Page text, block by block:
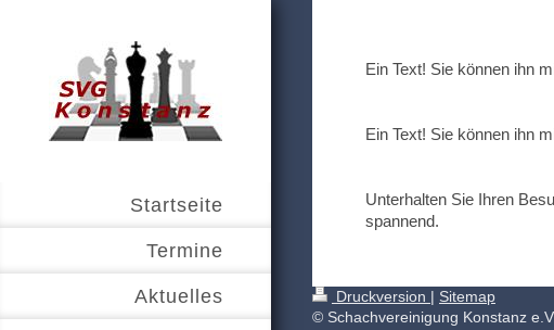
Startseite
Termine
Aktuelles
Ein Text! Sie können ihn
Ein Text! Sie können ihn
Unterhalten Sie Ihren
spannend.
Druckversion | Sitemap
© Schachvereinigung Konstanz e.V.